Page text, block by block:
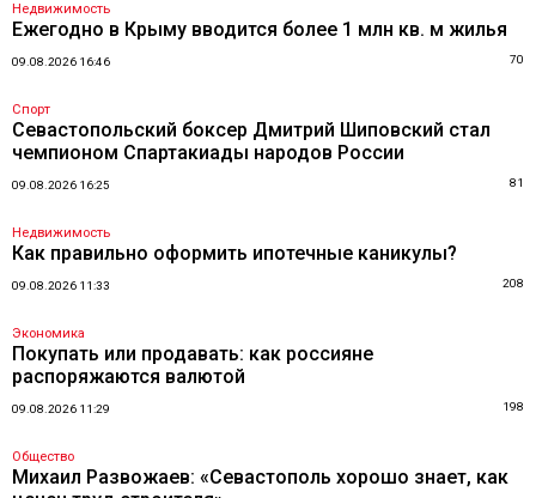
Недвижимость
Ежегодно в Крыму вводится более 1 млн кв. м жилья
09.08.2026 16:46 70
Спорт
Севастопольский боксер Дмитрий Шиповский стал
чемпионом Спартакиады народов России
09.08.2026 16:25 81
Недвижимость
Как правильно оформить ипотечные каникулы?
09.08.2026 11:33 208
Экономика
Покупать или продавать: как россияне
распоряжаются валютой
09.08.2026 11:29 198
Общество
Михаил Развожаев: «Севастополь хорошо знает, как